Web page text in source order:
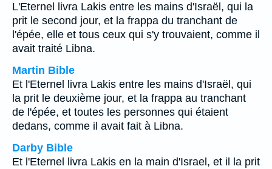
L'Eternel livra Lakis entre les mains d'Israël, qui la
prit le second jour, et la frappa du tranchant de
l'épée, elle et tous ceux qui s'y trouvaient, comme il
avait traité Libna.
Martin Bible
Et l'Eternel livra Lakis entre les mains d'Israël, qui
la prit le deuxième jour, et la frappa au tranchant
de l'épée, et toutes les personnes qui étaient
dedans, comme il avait fait à Libna.
Darby Bible
Et l'Eternel livra Lakis en la main d'Israel, et il la prit